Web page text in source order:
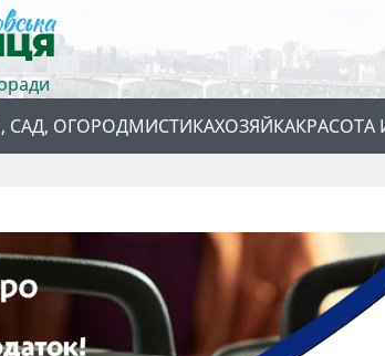
САД, ОГОРОДМИСТИКАХОЗЯЙКАКРАСОТА